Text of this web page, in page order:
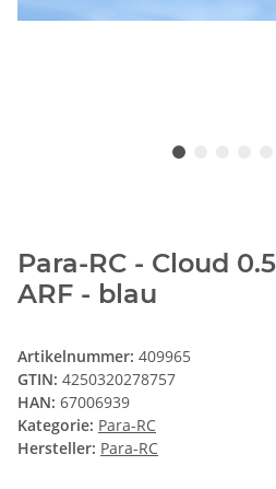
Para-RC - Cloud
ARF - blau
Artikelnummer: 409965
GTIN: 4250320278757
HAN: 67006939
Kategorie: Para-RC
Hersteller: Para-RC